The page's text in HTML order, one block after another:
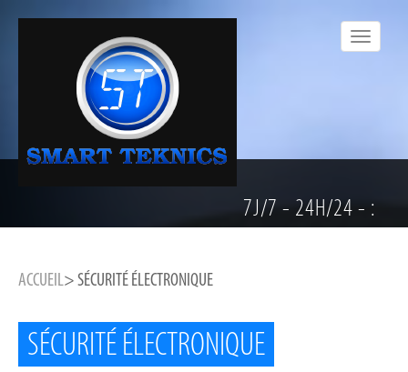
7J/7 - 24H/24 - :
ACCUEIL> SÉCURITÉ ÉLECTRONIQUE
SÉCURITÉ ÉLECTRONIQUE